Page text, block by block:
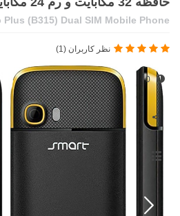
Plus (B315) Dual SIM Mobile Phone
نظر کاربران (1)
0